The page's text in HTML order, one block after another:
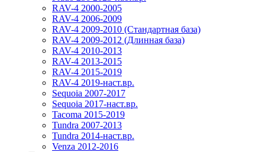
RAV-4 2000-2005
RAV-4 2006-2009
RAV-4 2009-2010 (Стандартная база)
RAV-4 2009-2012 (Длинная база)
RAV-4 2010-2013
RAV-4 2013-2015
RAV-4 2015-2019
RAV-4 2019-наст.вр.
Sequoia 2007-2017
Sequoia 2017-наст.вр.
Tacoma 2015-2019
Tundra 2007-2013
Tundra 2014-наст.вр.
Venza 2012-2016